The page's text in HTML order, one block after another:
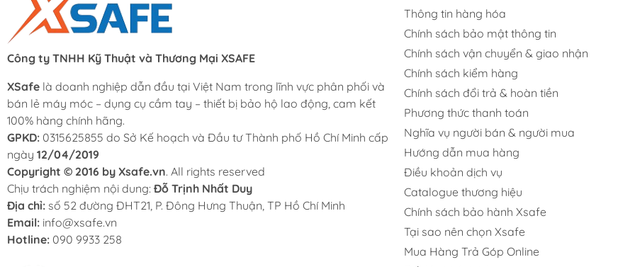
Công ty TNHH Kỹ Thuật và Thương Mại XSAFE
XSafe là doanh nghiệp dẫn đầu tại Việt Nam trong lĩnh vực phân phối và
bán lẻ máy móc – dụng cụ cầm tay – thiết bị bảo hộ lao động, cam kết
100% hàng chính hãng.
GPKD: 0315625855 do Sở Kế hoạch và Đầu tư Thành phố Hồ Chí Minh cấp
ngày 12/04/2019
Copyright © 2016 by Xsafe.vn. All rights reserved
Chịu trách nghiệm nội dung: Đỗ Trịnh Nhất Duy
Địa chỉ: số 52 đường ĐHT21, P. Đông Hưng Thuận, TP Hồ Chí Minh
Email: info@xsafe.vn
Hotline: 090 9933 258
Thông tin hàng hóa
Chính sách bảo mật thông tin
Chính sách vận chuyển & giao nhận
Chính sách kiểm hàng
Chính sách đổi trả & hoàn tiền
Phương thức thanh toán
Nghĩa vụ người bán & người mua
Hướng dẫn mua hàng
Điều khoản dịch vụ
Catalogue thương hiệu
Chính sách bảo hành Xsafe
Tại sao nên chọn Xsafe
Mua Hàng Trả Góp Online